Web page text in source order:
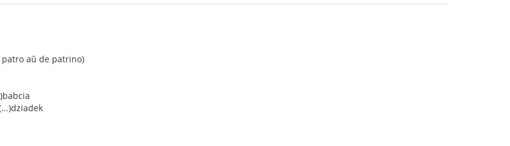
patro aŭ de patrino)